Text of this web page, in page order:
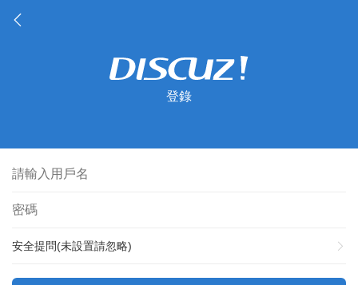
登錄
安全提問(未設置請忽略)